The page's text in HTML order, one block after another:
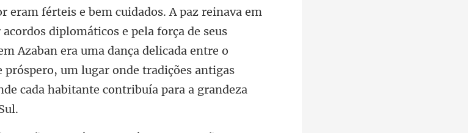
ram férteis e bem cuidados. A paz reinava em
diplomáticos e pela força de seus
Azaban era uma dança delicada entr